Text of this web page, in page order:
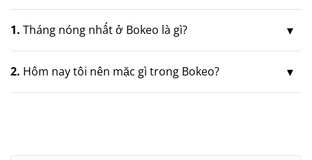
1. Tháng nóng nhất ở Bokeo là gì?
2. Hôm nay tôi nên mặc gì trong Bokeo?